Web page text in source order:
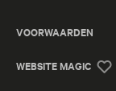
VOORWAARDEN
WEBSITE MAGIC